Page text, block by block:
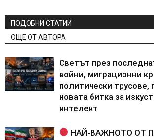
ПОДОБНИ СТАТИИ
ОЩЕ ОТ АВТОРА
Светът през
войни, миграционни
политически трусове,
новата битка за
интелект
НАЙ-ВАЖНОТО ОТ